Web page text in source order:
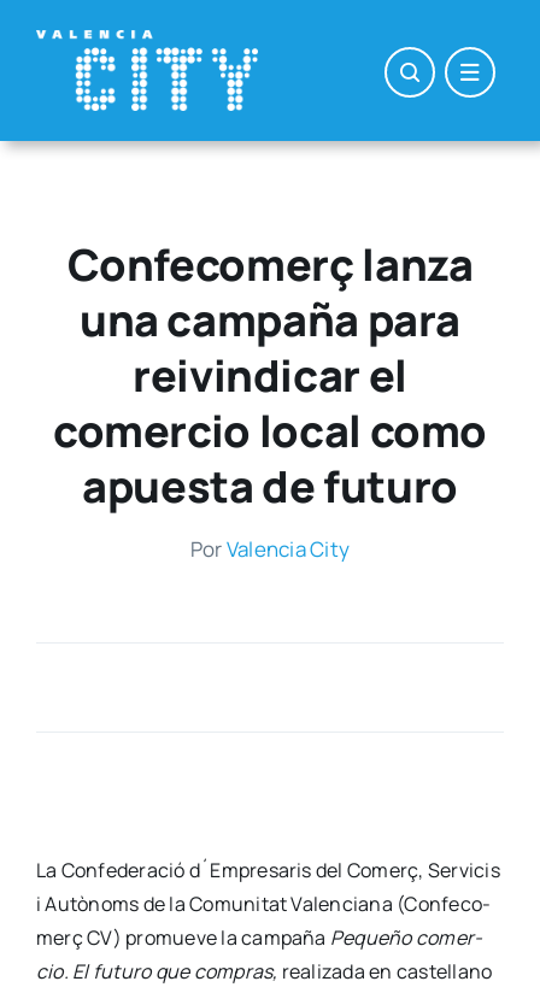
contenido
Confecomerç lanza
una campaña para
reivindicar el
comercio local como
apuesta de futuro
PorValen­cia City
La Con­fe­de­ra­ció d´Empresaris del Come­rç, Ser­vi­cis
i Autò­noms de la Comu­ni­tat Valen­cia­na (Con­fe­co­
me­rç CV) pro­mue­ve la cam­pa­ña Peque­ño comer­
cio. El futu­ro que com­pras, rea­li­za­da en cas­te­llano